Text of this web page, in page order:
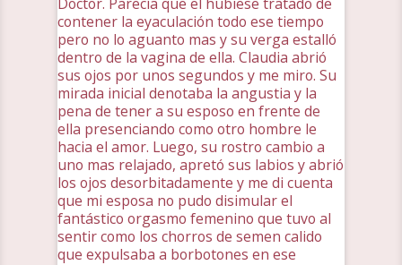
contener la eyaculación todo ese tiempo
pero no lo aguanto mas y su verga estalló
dentro de la vagina de ella. Claudia abrió
sus ojos por unos segundos y me miro. Su
mirada inicial denotaba la angustia y la
pena de tener a su esposo en frente de
ella presenciando como otro hombre le
hacia el amor. Luego, su rostro cambio a
uno mas relajado, apretó sus labios y abrió
los ojos desorbitadamente y me di cuenta
que mi esposa no pudo disimular el
fantástico orgasmo femenino que tuvo al
sentir como los chorros de semen calido
que expulsaba a borbotones en ese